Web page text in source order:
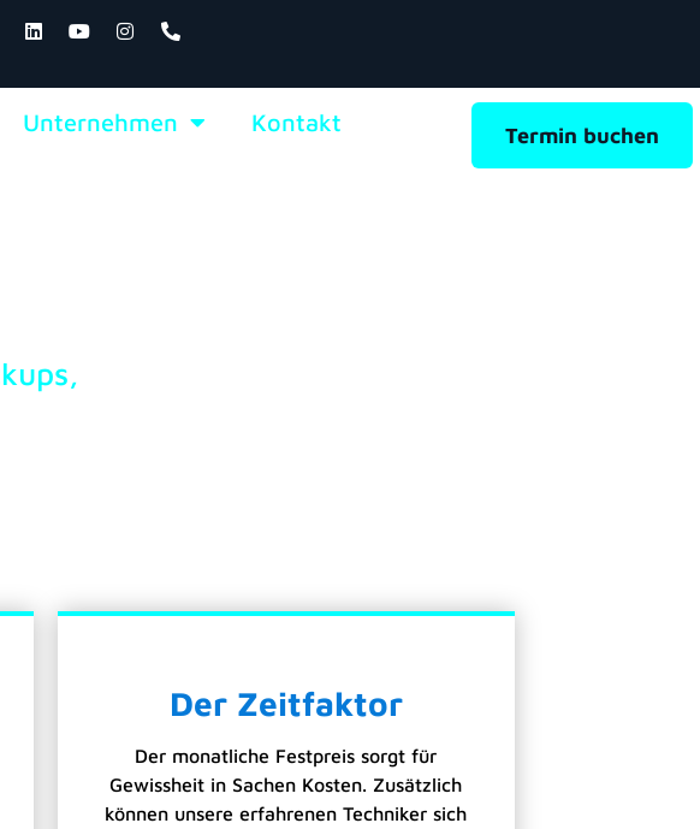
Unternehmen
Kontakt
Termin buchen
Der Zeitfaktor
Der monatliche Festpreis sorgt für
Gewissheit in Sachen Kosten. Zusätzlich
können unsere erfahrenen Techniker sich